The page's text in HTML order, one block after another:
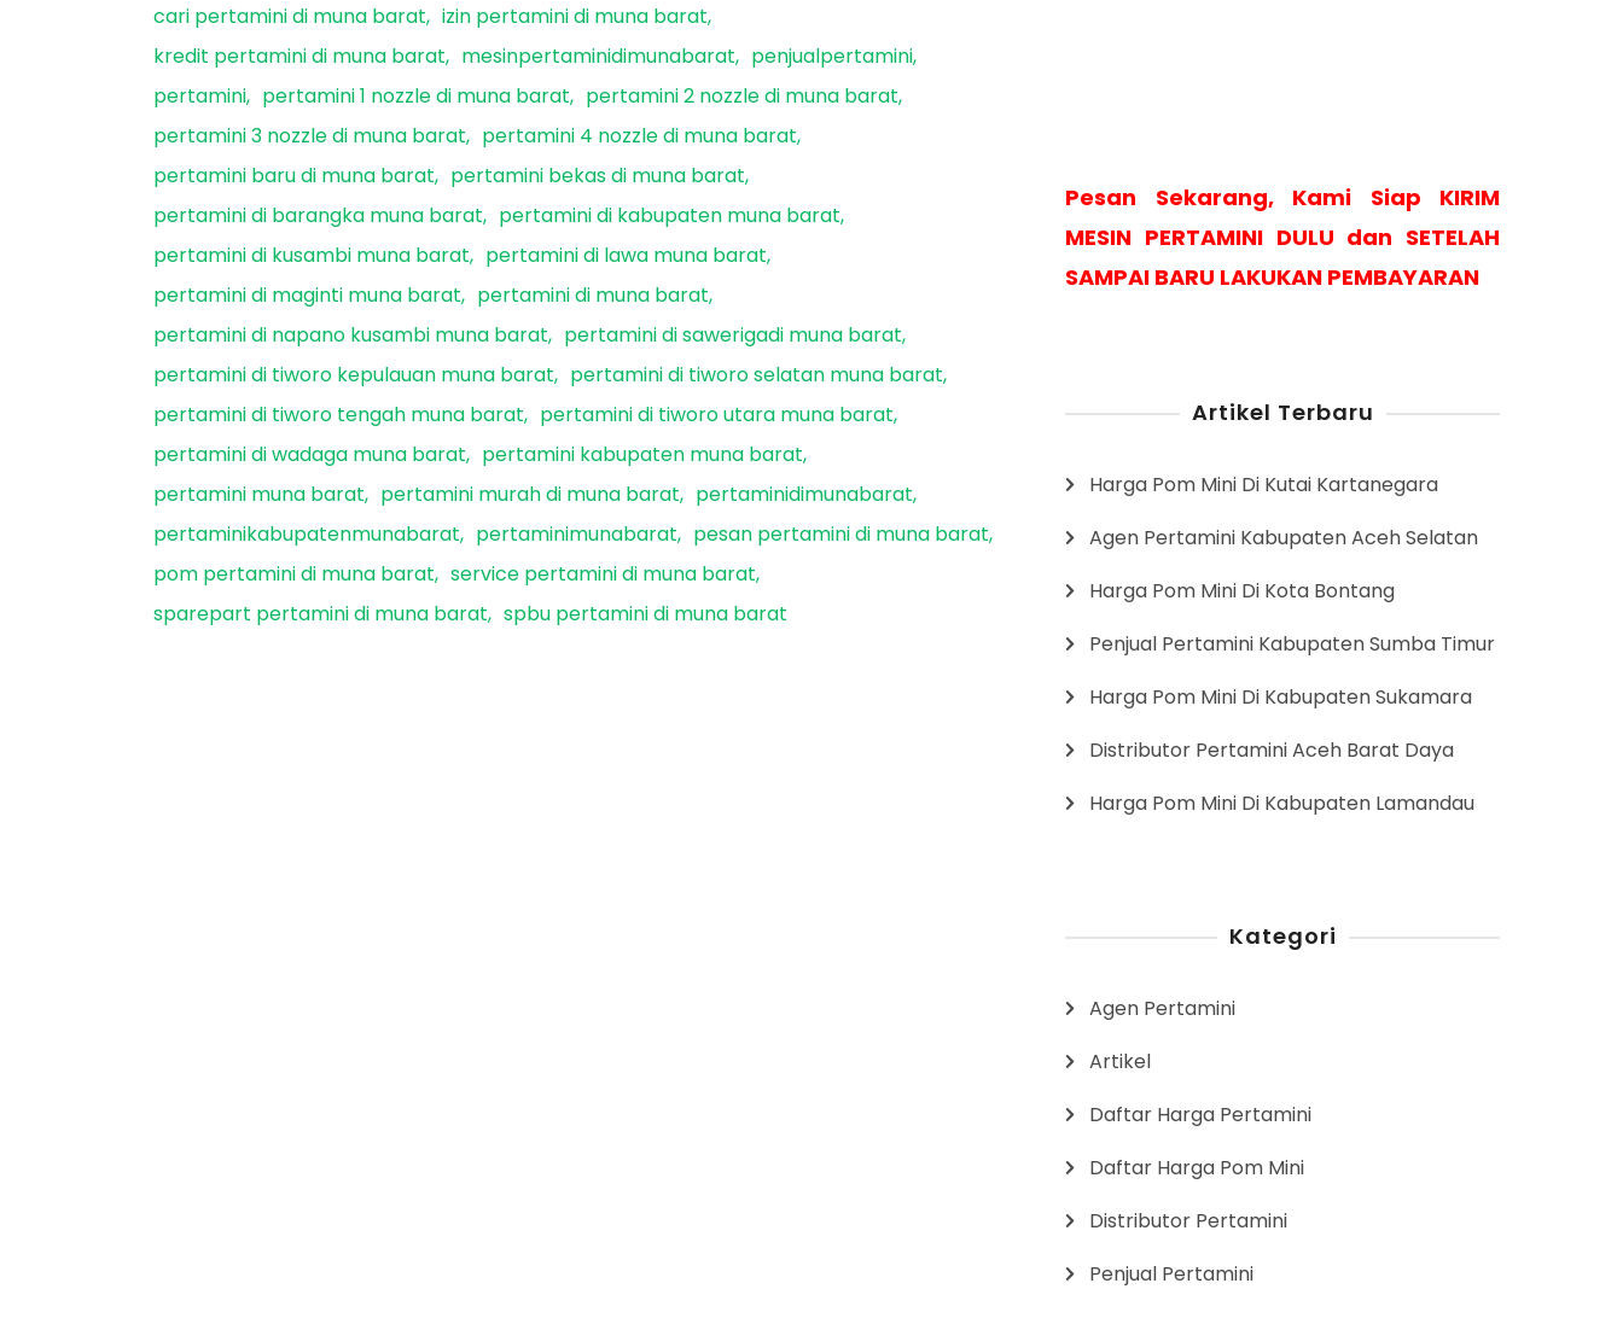
cari pertamini di muna barat
izin pertamini di muna barat
kredit pertamini di muna barat
mesinpertaminidimunabarat
penjualpertamini
pertamini
pertamini 1 nozzle di muna barat
pertamini 2 nozzle di muna barat
pertamini 3 nozzle di muna barat
pertamini 4 nozzle di muna barat
pertamini baru di muna barat
pertamini bekas di muna barat
pertamini di barangka muna barat
pertamini di kabupaten muna barat
pertamini di kusambi muna barat
pertamini di lawa muna barat
pertamini di maginti muna barat
pertamini di muna barat
pertamini di napano kusambi muna barat
pertamini di sawerigadi muna barat
pertamini di tiworo kepulauan muna barat
pertamini di tiworo selatan muna barat
pertamini di tiworo tengah muna barat
pertamini di tiworo utara muna barat
pertamini di wadaga muna barat
pertamini kabupaten muna barat
pertamini muna barat
pertamini murah di muna barat
pertaminidimunabarat
pertaminikabupatenmunabarat
pertaminimunabarat
pesan pertamini di muna barat
pom pertamini di muna barat
service pertamini di muna barat
sparepart pertamini di muna barat
spbu pertamini di muna barat
Pesan Sekarang, Kami Siap KIRIM
MESIN PERTAMINI DULU dan SETELAH
SAMPAI BARU LAKUKAN PEMBAYARAN
Artikel Terbaru
Harga Pom Mini Di Kutai Kartanegara
Agen Pertamini Kabupaten Aceh Selatan
Harga Pom Mini Di Kota Bontang
Penjual Pertamini Kabupaten Sumba Timur
Harga Pom Mini Di Kabupaten Sukamara
Distributor Pertamini Aceh Barat Daya
Harga Pom Mini Di Kabupaten Lamandau
Kategori
Agen Pertamini
Artikel
Daftar Harga Pertamini
Daftar Harga Pom Mini
Distributor Pertamini
Penjual Pertamini